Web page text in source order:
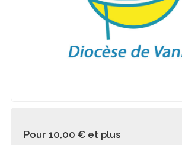
Pour 10,00 € et plus